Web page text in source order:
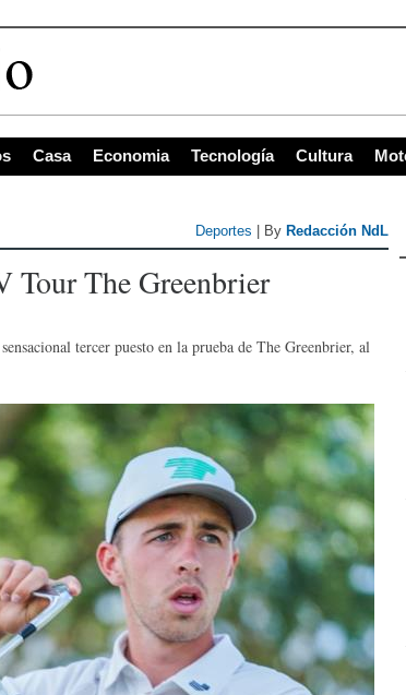
Casa Economia Tecnología Cultura
Deportes | By Redacción NdL
Tour The Greenbrier
tercer puesto en la prueba de The Greenbrier, al